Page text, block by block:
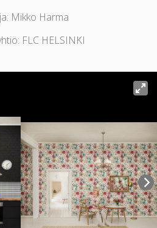
Mikko Harma
FLC HELSINKI